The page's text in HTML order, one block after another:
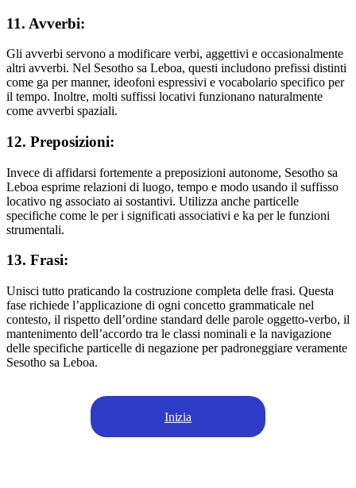
11. Avverbi:
Gli avverbi servono a modificare verbi, aggettivi e occasionalmente
altri avverbi. Nel Sesotho sa Leboa, questi includono prefissi distinti
come ga per manner, ideofoni espressivi e vocabolario specifico per
il tempo. Inoltre, molti suffissi locativi funzionano naturalmente
come avverbi spaziali.
12. Preposizioni:
Invece di affidarsi fortemente a preposizioni autonome, Sesotho sa
Leboa esprime relazioni di luogo, tempo e modo usando il suffisso
locativo ng associato ai sostantivi. Utilizza anche particelle
specifiche come le per i significati associativi e ka per le funzioni
strumentali.
13. Frasi:
Unisci tutto praticando la costruzione completa delle frasi. Questa
fase richiede l’applicazione di ogni concetto grammaticale nel
contesto, il rispetto dell’ordine standard delle parole oggetto-verbo, il
mantenimento dell’accordo tra le classi nominali e la navigazione
delle specifiche particelle di negazione per padroneggiare veramente
Sesotho sa Leboa.
Inizia